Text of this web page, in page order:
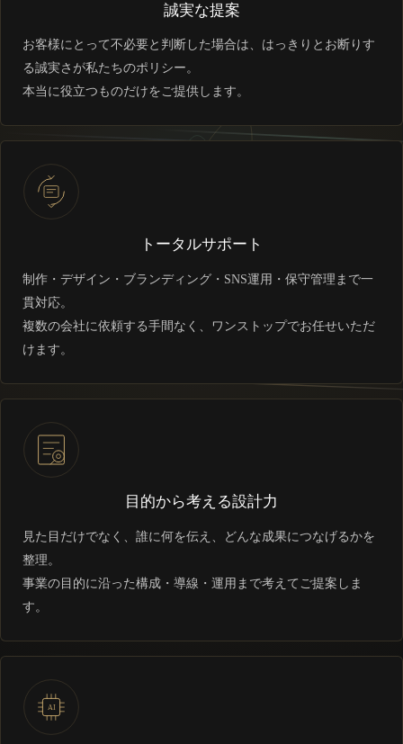
誠実な提案
お客様にとって不必要と判断した場合は、はっきりとお断りす
る誠実さが私たちのポリシー。
本当に役立つものだけをご提供します。
トータルサポート
制作・デザイン・ブランディング・SNS運用・保守管理まで一
貫対応。
複数の会社に依頼する手間なく、ワンストップでお任せいただ
けます。
目的から考える設計力
見た目だけでなく、誰に何を伝え、どんな成果につなげるかを
整理。
事業の目的に沿った構成・導線・運用まで考えてご提案しま
す。
AI